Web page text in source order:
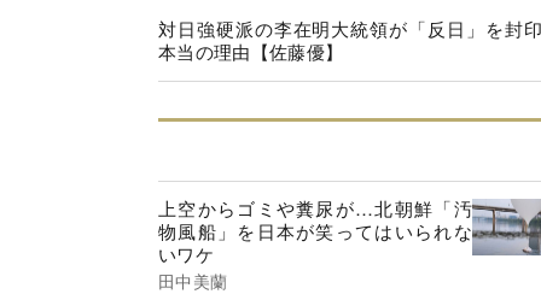
対日強硬派の李在明大統領が「反日」を封
本当の理由【佐藤優】
上空からゴミや糞尿が…北朝鮮「汚
物風船」を日本が笑ってはいられな
いワケ
田中美蘭